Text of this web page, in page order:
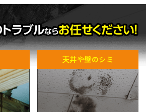
天井や壁のシミ